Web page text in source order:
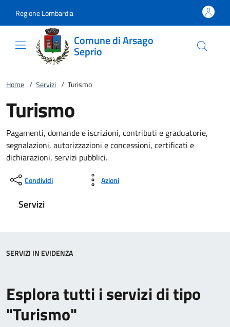
Regione Lombardia
Comune di Arsago
Seprio
Home / Servizi / Turismo
Turismo
Pagamenti, domande e iscrizioni, contributi e graduatorie,
segnalazioni, autorizzazioni e concessioni, certificati e
dichiarazioni, servizi pubblici.
Condividi Azioni
Servizi
Esplora tutti i servizi di tipo
"Turismo"
SERVIZI IN EVIDENZA